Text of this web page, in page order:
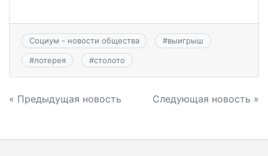
Социум - новости общества #выигрыш
#лотерея #столото
Навигация
записям
« Предыдущая новость Следующая новость »